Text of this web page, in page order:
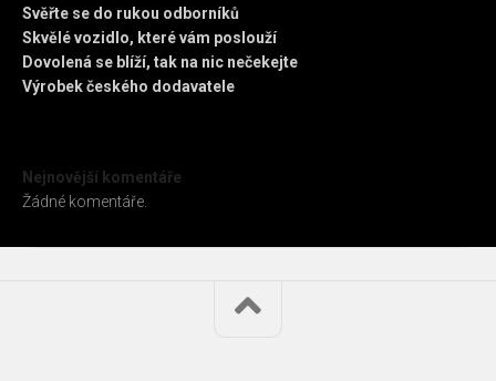
Svěřte se do rukou odborníků
Skvělé vozidlo, které vám poslouží
Dovolená se blíží, tak na nic nečekejte
Výrobek českého dodavatele
Nejnovější komentáře
Žádné komentáře.